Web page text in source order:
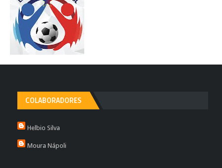
COLABORADORES
Helbio Silva
Moura Nápoli